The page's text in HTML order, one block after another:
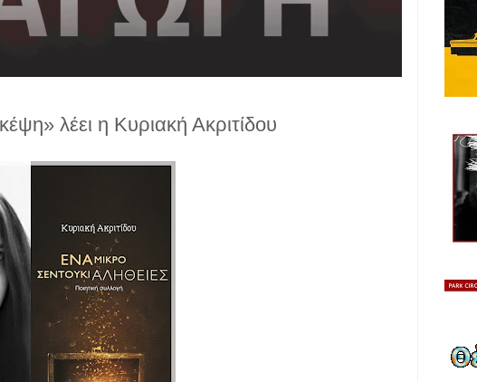
λέει η Κυριακή Ακριτίδου